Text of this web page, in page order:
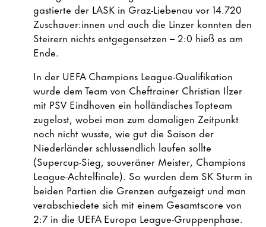
gastierte der LASK in Graz-Liebenau vor 14.720
Zuschauer:innen und auch die Linzer konnten den
Steirern nichts entgegensetzen – 2:0 hieß es am
Ende.
In der UEFA Champions League-Qualifikation
wurde dem Team von Cheftrainer Christian Ilzer
mit PSV Eindhoven ein holländisches Topteam
zugelost, wobei man zum damaligen Zeitpunkt
noch nicht wusste, wie gut die Saison der
Niederländer schlussendlich laufen sollte
(Supercup-Sieg, souveräner Meister, Champions
League-Achtelfinale). So wurden dem SK Sturm in
beiden Partien die Grenzen aufgezeigt und man
verabschiedete sich mit einem Gesamtscore von
2:7 in die UEFA Europa League-Gruppenphase.